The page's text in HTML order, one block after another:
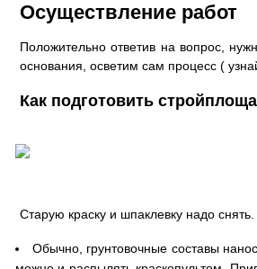
Осуществление работ
Положительно ответив на вопрос,
основания, осветим сам процесс (
Как подготовить
Старую краску и шпаклевку надо снять.
Обычно, грунтовочные составы